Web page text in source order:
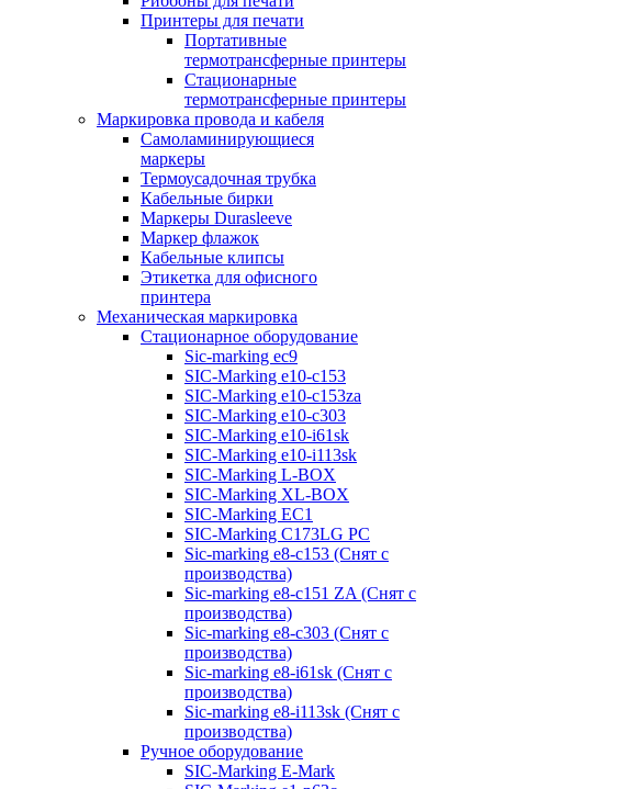
Принтеры для печати
Портативные
термотрансферные принтеры
Стационарные
термотрансферные принтеры
Маркировка провода и кабеля
Самоламинирующиеся
маркеры
Термоусадочная трубка
Кабельные бирки
Маркеры Durasleeve
Маркер флажок
Кабельные клипсы
Этикетка для офисного
принтера
Механическая маркировка
Стационарное оборудование
Sic-marking ec9
SIC-Marking e10-c153
SIC-Marking e10-c153za
SIC-Marking e10-c303
SIC-Marking e10-i61sk
SIC-Marking e10-i113sk
SIC-Marking L-BOX
SIC-Marking XL-BOX
SIC-Marking EC1
SIC-Marking C173LG PC
Sic-marking e8-c153 (Снят с
производства)
Sic-marking e8-c151 ZA (Снят с
производства)
Sic-marking e8-c303 (Снят с
производства)
Sic-marking e8-i61sk (Снят с
производства)
Sic-marking e8-i113sk (Снят с
производства)
Ручное оборудование
SIC-Marking E-Mark